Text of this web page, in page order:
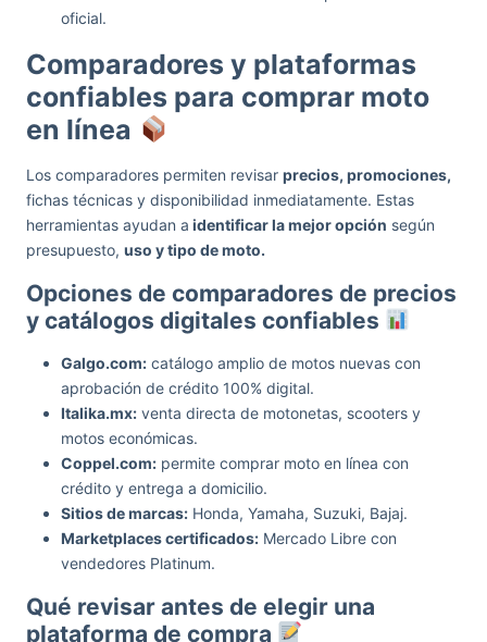
oficial.
Comparadores y plataformas
confiables para comprar moto
en línea
Los comparadores permiten revisar precios, promociones,
fichas técnicas y disponibilidad inmediatamente. Estas
herramientas ayudan a identificar la mejor opción según
presupuesto, uso y tipo de moto.
Opciones de comparadores de precios
y catálogos digitales confiables
Galgo.com: catálogo amplio de motos nuevas con
aprobación de crédito 100% digital.
Italika.mx: venta directa de motonetas, scooters y
motos económicas.
Coppel.com: permite comprar moto en línea con
crédito y entrega a domicilio.
Sitios de marcas: Honda, Yamaha, Suzuki, Bajaj.
Marketplaces certificados: Mercado Libre con
vendedores Platinum.
Qué revisar antes de elegir una
plataforma de compra